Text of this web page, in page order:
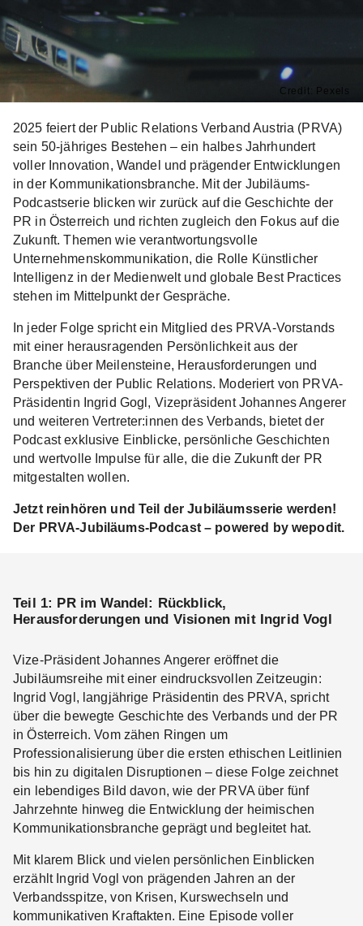
Credit: Pexels
2025 feiert der Public Relations Verband Austria (PRVA)
sein 50-jähriges Bestehen – ein halbes Jahrhundert
voller Innovation, Wandel und prägender Entwicklungen
in der Kommunikationsbranche. Mit der Jubiläums-
Podcastserie blicken wir zurück auf die Geschichte der
PR in Österreich und richten zugleich den Fokus auf die
Zukunft. Themen wie verantwortungsvolle
Unternehmenskommunikation, die Rolle Künstlicher
Intelligenz in der Medienwelt und globale Best Practices
stehen im Mittelpunkt der Gespräche.
In jeder Folge spricht ein Mitglied des PRVA-Vorstands
mit einer herausragenden Persönlichkeit aus der
Branche über Meilensteine, Herausforderungen und
Perspektiven der Public Relations. Moderiert von PRVA-
Präsidentin Ingrid Gogl, Vizepräsident Johannes Angerer
und weiteren Vertreter:innen des Verbands, bietet der
Podcast exklusive Einblicke, persönliche Geschichten
und wertvolle Impulse für alle, die die Zukunft der PR
mitgestalten wollen.
Jetzt reinhören und Teil der Jubiläumsserie werden!
Der PRVA-Jubiläums-Podcast – powered by wepodit.
Teil 1: PR im Wandel: Rückblick,
Herausforderungen und Visionen mit Ingrid Vogl
Vize-Präsident Johannes Angerer eröffnet die
Jubiläumsreihe mit einer eindrucksvollen Zeitzeugin:
Ingrid Vogl, langjährige Präsidentin des PRVA, spricht
über die bewegte Geschichte des Verbands und der PR
in Österreich. Vom zähen Ringen um
Professionalisierung über die ersten ethischen Leitlinien
bis hin zu digitalen Disruptionen – diese Folge zeichnet
ein lebendiges Bild davon, wie der PRVA über fünf
Jahrzehnte hinweg die Entwicklung der heimischen
Kommunikationsbranche geprägt und begleitet hat.
Mit klarem Blick und vielen persönlichen Einblicken
erzählt Ingrid Vogl von prägenden Jahren an der
Verbandsspitze, von Krisen, Kurswechseln und
kommunikativen Kraftakten. Eine Episode voller